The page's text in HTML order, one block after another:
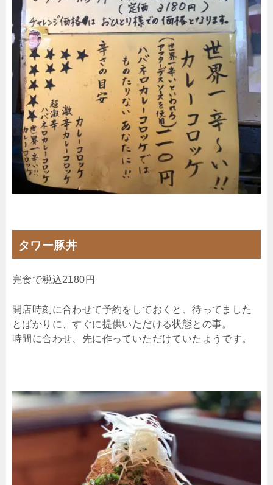
タワー豚丼
完食で税込2180円
開店時刻に合わせて予約をしておくと、待ってました
とばかりに、すぐに提供いただける状態との事。
時間に合わせ、先に作っていただけていたようです。